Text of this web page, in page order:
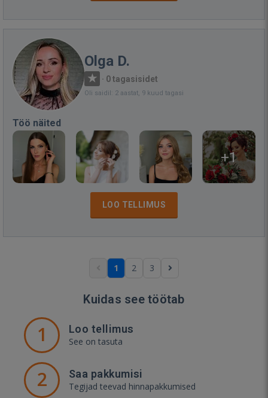
Olga D.
· 0 tagasisidet
Oli saidil: 2 aastat, 9 kuud tagasi
Töö näited
+1
LOO TELLIMUS
1 2 3
Kuidas see töötab
1 Loo tellimus
See on tasuta
2 Saa pakkumisi
Tegijad teevad hinnapakkumised